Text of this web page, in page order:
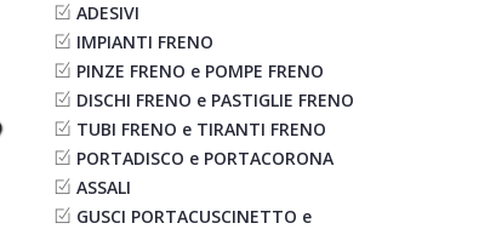
ADESIVI
IMPIANTI FRENO
PINZE FRENO e POMPE FRENO
DISCHI FRENO e PASTIGLIE FRENO
TUBI FRENO e TIRANTI FRENO
PORTADISCO e PORTACORONA
ASSALI
GUSCI PORTACUSCINETTO e